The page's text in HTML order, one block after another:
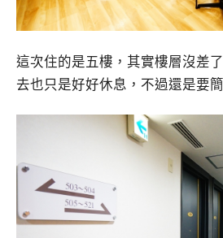
這次住的是五樓，其實樓層沒差
去也只是好好休息，不過還是要